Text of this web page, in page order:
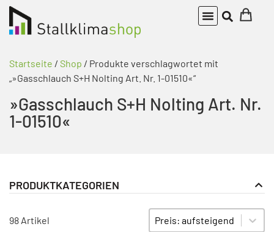
Startseite / Shop / Produkte verschlagwortet mit
„»Gasschlauch S+H Nolting Art. Nr. 1-01510«“
»Gasschlauch S+H Nolting Art. Nr.
1-01510«
PRODUKTKATEGORIEN
98 Artikel
SORTIEREN
Sort content